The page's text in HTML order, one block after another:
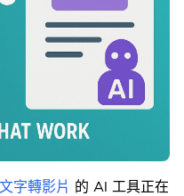
文字轉影片
的 AI 工具正在